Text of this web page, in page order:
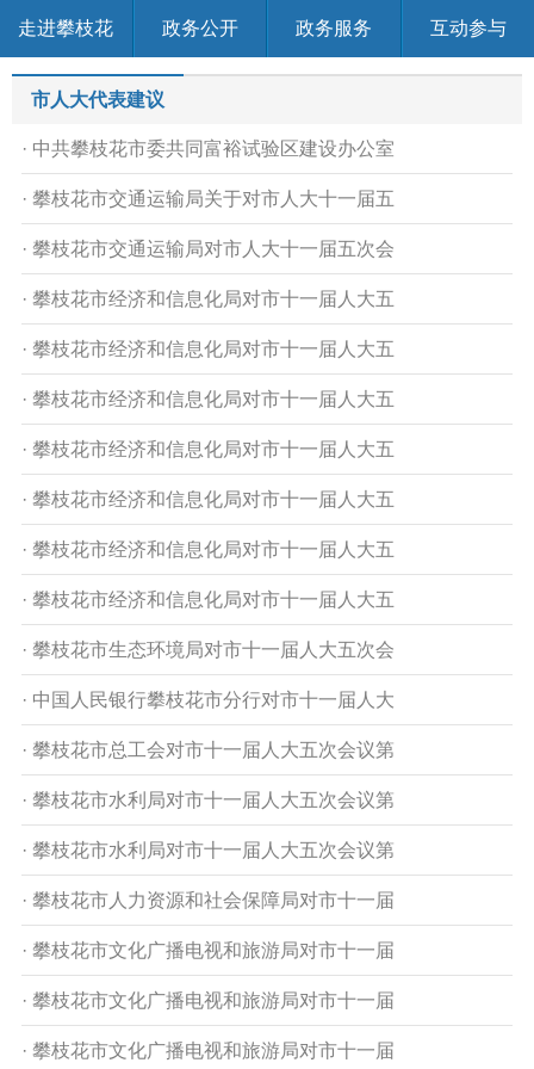
走进攀枝花 政务公开 政务服务 互动参与
市人大代表建议
· 中共攀枝花市委共同富裕试验区建设办公室
· 攀枝花市交通运输局关于对市人大十一届五
· 攀枝花市交通运输局对市人大十一届五次会
· 攀枝花市经济和信息化局对市十一届人大五
· 攀枝花市经济和信息化局对市十一届人大五
· 攀枝花市经济和信息化局对市十一届人大五
· 攀枝花市经济和信息化局对市十一届人大五
· 攀枝花市经济和信息化局对市十一届人大五
· 攀枝花市经济和信息化局对市十一届人大五
· 攀枝花市经济和信息化局对市十一届人大五
· 攀枝花市生态环境局对市十一届人大五次会
· 中国人民银行攀枝花市分行对市十一届人大
· 攀枝花市总工会对市十一届人大五次会议第
· 攀枝花市水利局对市十一届人大五次会议第
· 攀枝花市水利局对市十一届人大五次会议第
· 攀枝花市人力资源和社会保障局对市十一届
· 攀枝花市文化广播电视和旅游局对市十一届
· 攀枝花市文化广播电视和旅游局对市十一届
· 攀枝花市文化广播电视和旅游局对市十一届